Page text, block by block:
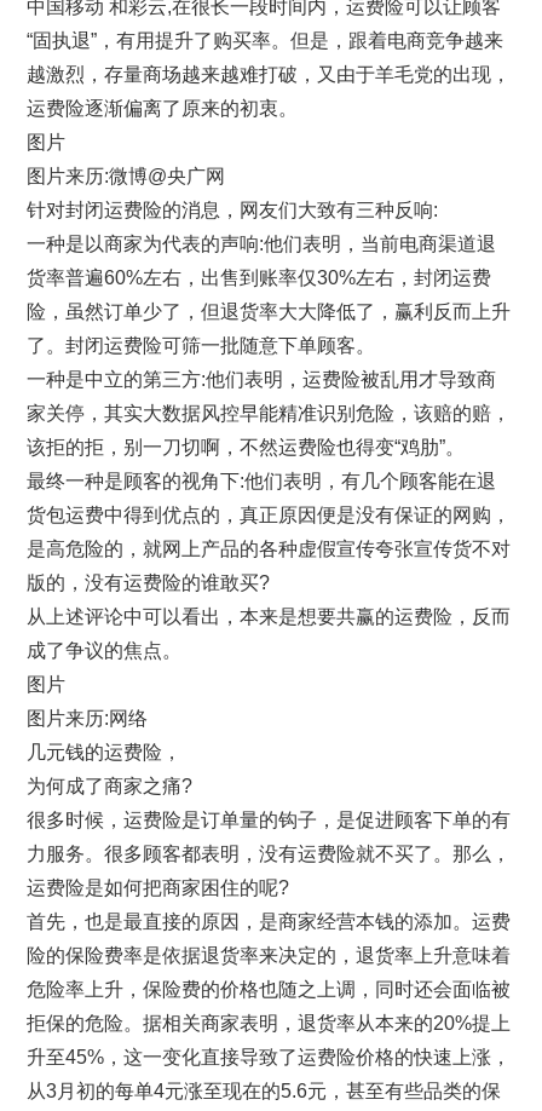
中国移动 和彩云,在很长一段时间内，运费险可以让顾客
“固执退”，有用提升了购买率。但是，跟着电商竞争越来
越激烈，存量商场越来越难打破，又由于羊毛党的出现，
运费险逐渐偏离了原来的初衷。
图片
图片来历:微博@央广网
针对封闭运费险的消息，网友们大致有三种反响:
一种是以商家为代表的声响:他们表明，当前电商渠道退
货率普遍60%左右，出售到账率仅30%左右，封闭运费
险，虽然订单少了，但退货率大大降低了，赢利反而上升
了。封闭运费险可筛一批随意下单顾客。
一种是中立的第三方:他们表明，运费险被乱用才导致商
家关停，其实大数据风控早能精准识别危险，该赔的赔，
该拒的拒，别一刀切啊，不然运费险也得变“鸡肋”。
最终一种是顾客的视角下:他们表明，有几个顾客能在退
货包运费中得到优点的，真正原因便是没有保证的网购，
是高危险的，就网上产品的各种虚假宣传夸张宣传货不对
版的，没有运费险的谁敢买?
从上述评论中可以看出，本来是想要共赢的运费险，反而
成了争议的焦点。
图片
图片来历:网络
几元钱的运费险，
为何成了商家之痛?
很多时候，运费险是订单量的钩子，是促进顾客下单的有
力服务。很多顾客都表明，没有运费险就不买了。那么，
运费险是如何把商家困住的呢?
首先，也是最直接的原因，是商家经营本钱的添加。运费
险的保险费率是依据退货率来决定的，退货率上升意味着
危险率上升，保险费的价格也随之上调，同时还会面临被
拒保的危险。据相关商家表明，退货率从本来的20%提上
升至45%，这一变化直接导致了运费险价格的快速上涨，
从3月初的每单4元涨至现在的5.6元，甚至有些品类的保